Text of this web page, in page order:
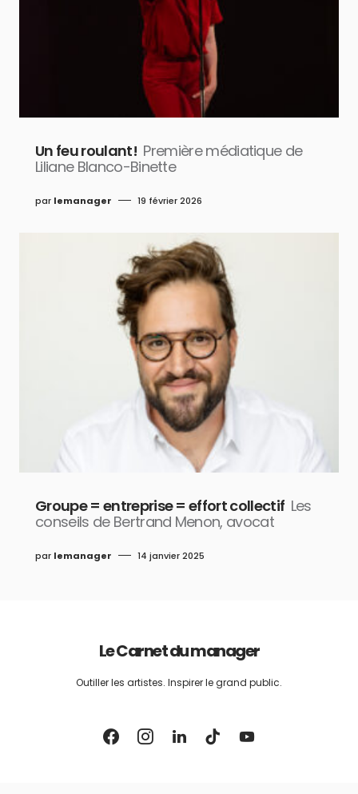
Un feu roulant! Première médiatique de
Liliane Blanco-Binette
par lemanager 19 février 2026
Groupe = entreprise = effort collectif Les
conseils de Bertrand Menon, avocat
par lemanager 14 janvier 2025
Le Carnet du manager
Outiller les artistes. Inspirer le grand public.